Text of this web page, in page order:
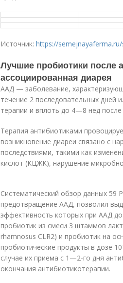
Источник: https://
Лучшие пробиотики после
ассоциированная диарея
ААД — заболевание,
течение 2 последовательных дней
терапии и вплоть до 4—8 нед
Терапия антибиотиками
возникновение диареи связано с
последствиями, такими как
кислот (КЦЖК), нарушение
Систематический обзор данных
предотвращение ААД, позволил
эффективность которых при ААД
пробиотик из смеси 3 штаммов
rhamnosus CLR2) и пробиотик на
пробиотические продукты в дозе 10
случае их приема с 1—2-го дня
окончания антибиотикотерапии.